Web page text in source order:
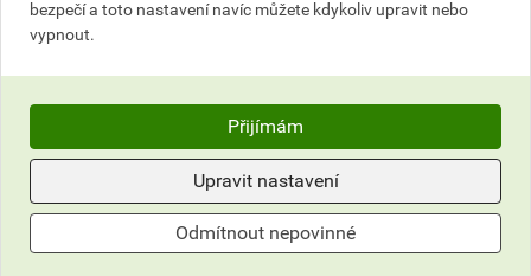
Kontaktujte naše
800 333 380
bezpečí a toto nastavení navíc můžete kdykoliv upravit nebo
vypnout.
Přijímám
Upravit nastavení
Odmítnout nepovinné